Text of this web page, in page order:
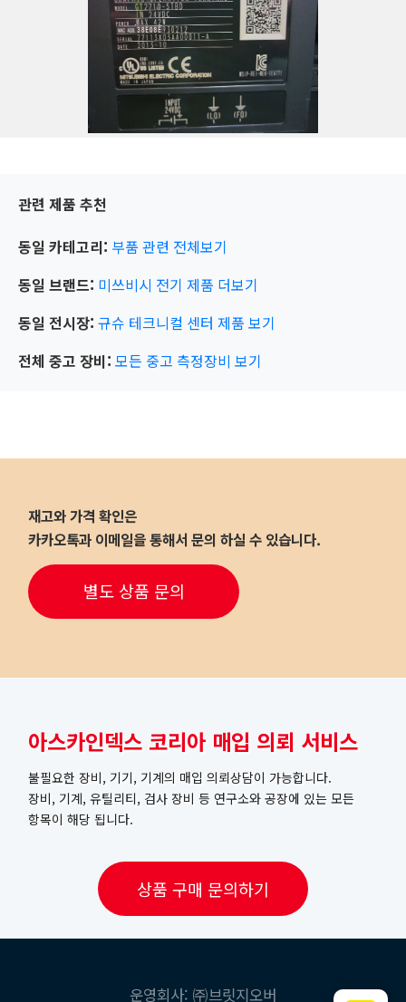
관련 제품 추천
동일 카테고리: 부품 관련 전체보기
동일 브랜드: 미쓰비시 전기 제품 더보기
동일 전시장: 규슈 테크니컬 센터 제품 보기
전체 중고 장비: 모든 중고 측정장비 보기
재고와 가격 확인은
카카오톡과 이메일을 통해서 문의 하실 수 있습니다.
별도 상품 문의
아스카인덱스 코리아 매입 의뢰 서비스
불필요한 장비, 기기, 기계의 매입 의뢰상담이 가능합니다.
장비, 기계, 유틸리티, 검사 장비 등 연구소와 공장에 있는 모든
항목이 해당 됩니다.
상품 구매 문의하기
운영회사: ㈜브릿지오버